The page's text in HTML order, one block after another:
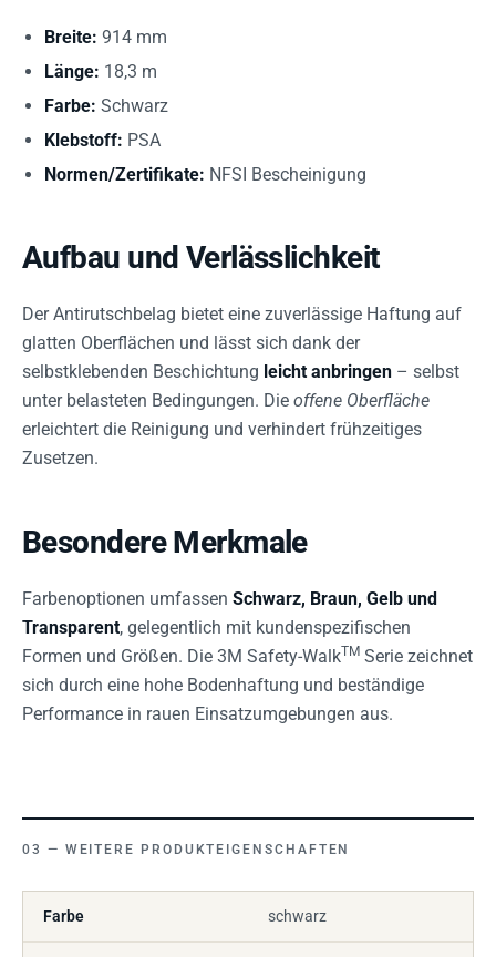
Breite: 914 mm
Länge: 18,3 m
Farbe: Schwarz
Klebstoff: PSA
Normen/Zertifikate: NFSI Bescheinigung
Aufbau und Verlässlichkeit
Der Antirutschbelag bietet eine zuverlässige Haftung auf
glatten Oberflächen und lässt sich dank der
selbstklebenden Beschichtung leicht anbringen – selbst
unter belasteten Bedingungen. Die offene Oberfläche
erleichtert die Reinigung und verhindert frühzeitiges
Zusetzen.
Besondere Merkmale
Farbenoptionen umfassen Schwarz, Braun, Gelb und
Transparent, gelegentlich mit kundenspezifischen
Formen und Größen. Die 3M Safety-WalkTM Serie zeichnet
sich durch eine hohe Bodenhaftung und beständige
Performance in rauen Einsatzumgebungen aus.
WEITERE PRODUKTEIGENSCHAFTEN
Farbe schwarz